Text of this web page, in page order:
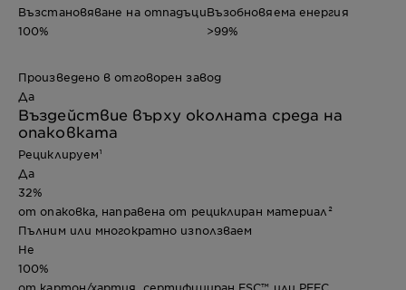
Възстановяване на отпадъци
100%
Възобновяема енергия
>99%
Произведено в отговорен завод
Да
Въздействие върху околната среда на
опаковката
Рециклируем¹
Да
32%
от опаковка, направена от рециклиран материал²
Пълним или многократно използваем
Не
100%